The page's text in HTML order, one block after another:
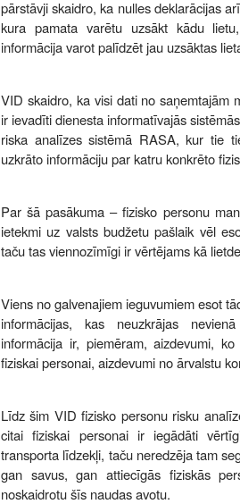
pārstāvji skaidro, ka nulles deklarācijas
kura pamata varētu uzsākt kādu
informācija varot palīdzēt jau uzsāktas
VID skaidro, ka visi dati no saņemtajām
ir ievadīti dienesta informatīvajās
riska analīzes sistēmā RASA, kur tie
uzkrāto informāciju par katru konkrēto
Par šā pasākuma – fizisko personu
ietekmi uz valsts budžetu pašlaik vēl
taču tas viennozīmīgi ir vērtējams kā
Viens no galvenajiem ieguvumiem esot
informācijas, kas neuzkrājas
informācija ir, piemēram, aizdevumi,
fiziskai personai, aizdevumi no ārvalstu
Līdz šim VID fizisko personu risku
citai fiziskai personai ir iegādāti
transporta līdzekļi, taču neredzēja tam
gan savus, gan attiecīgās fiziskās
noskaidrotu šīs naudas avotu.